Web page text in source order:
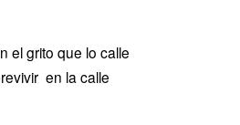
el grito que lo calle
en la calle